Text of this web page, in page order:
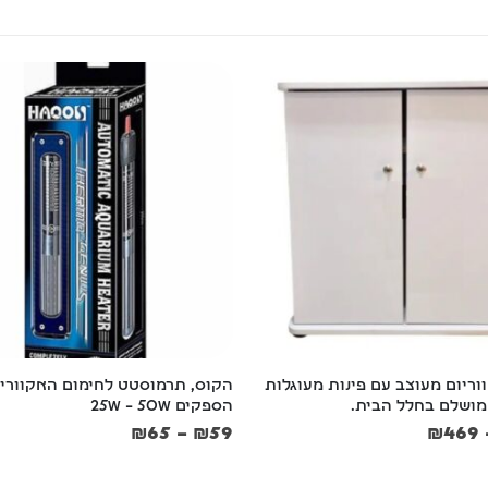
לחימום האקווריום –
₪
סרטן דקורטיבי לאקווריום
5.5*5*9 ס"מ
₪28
₪25